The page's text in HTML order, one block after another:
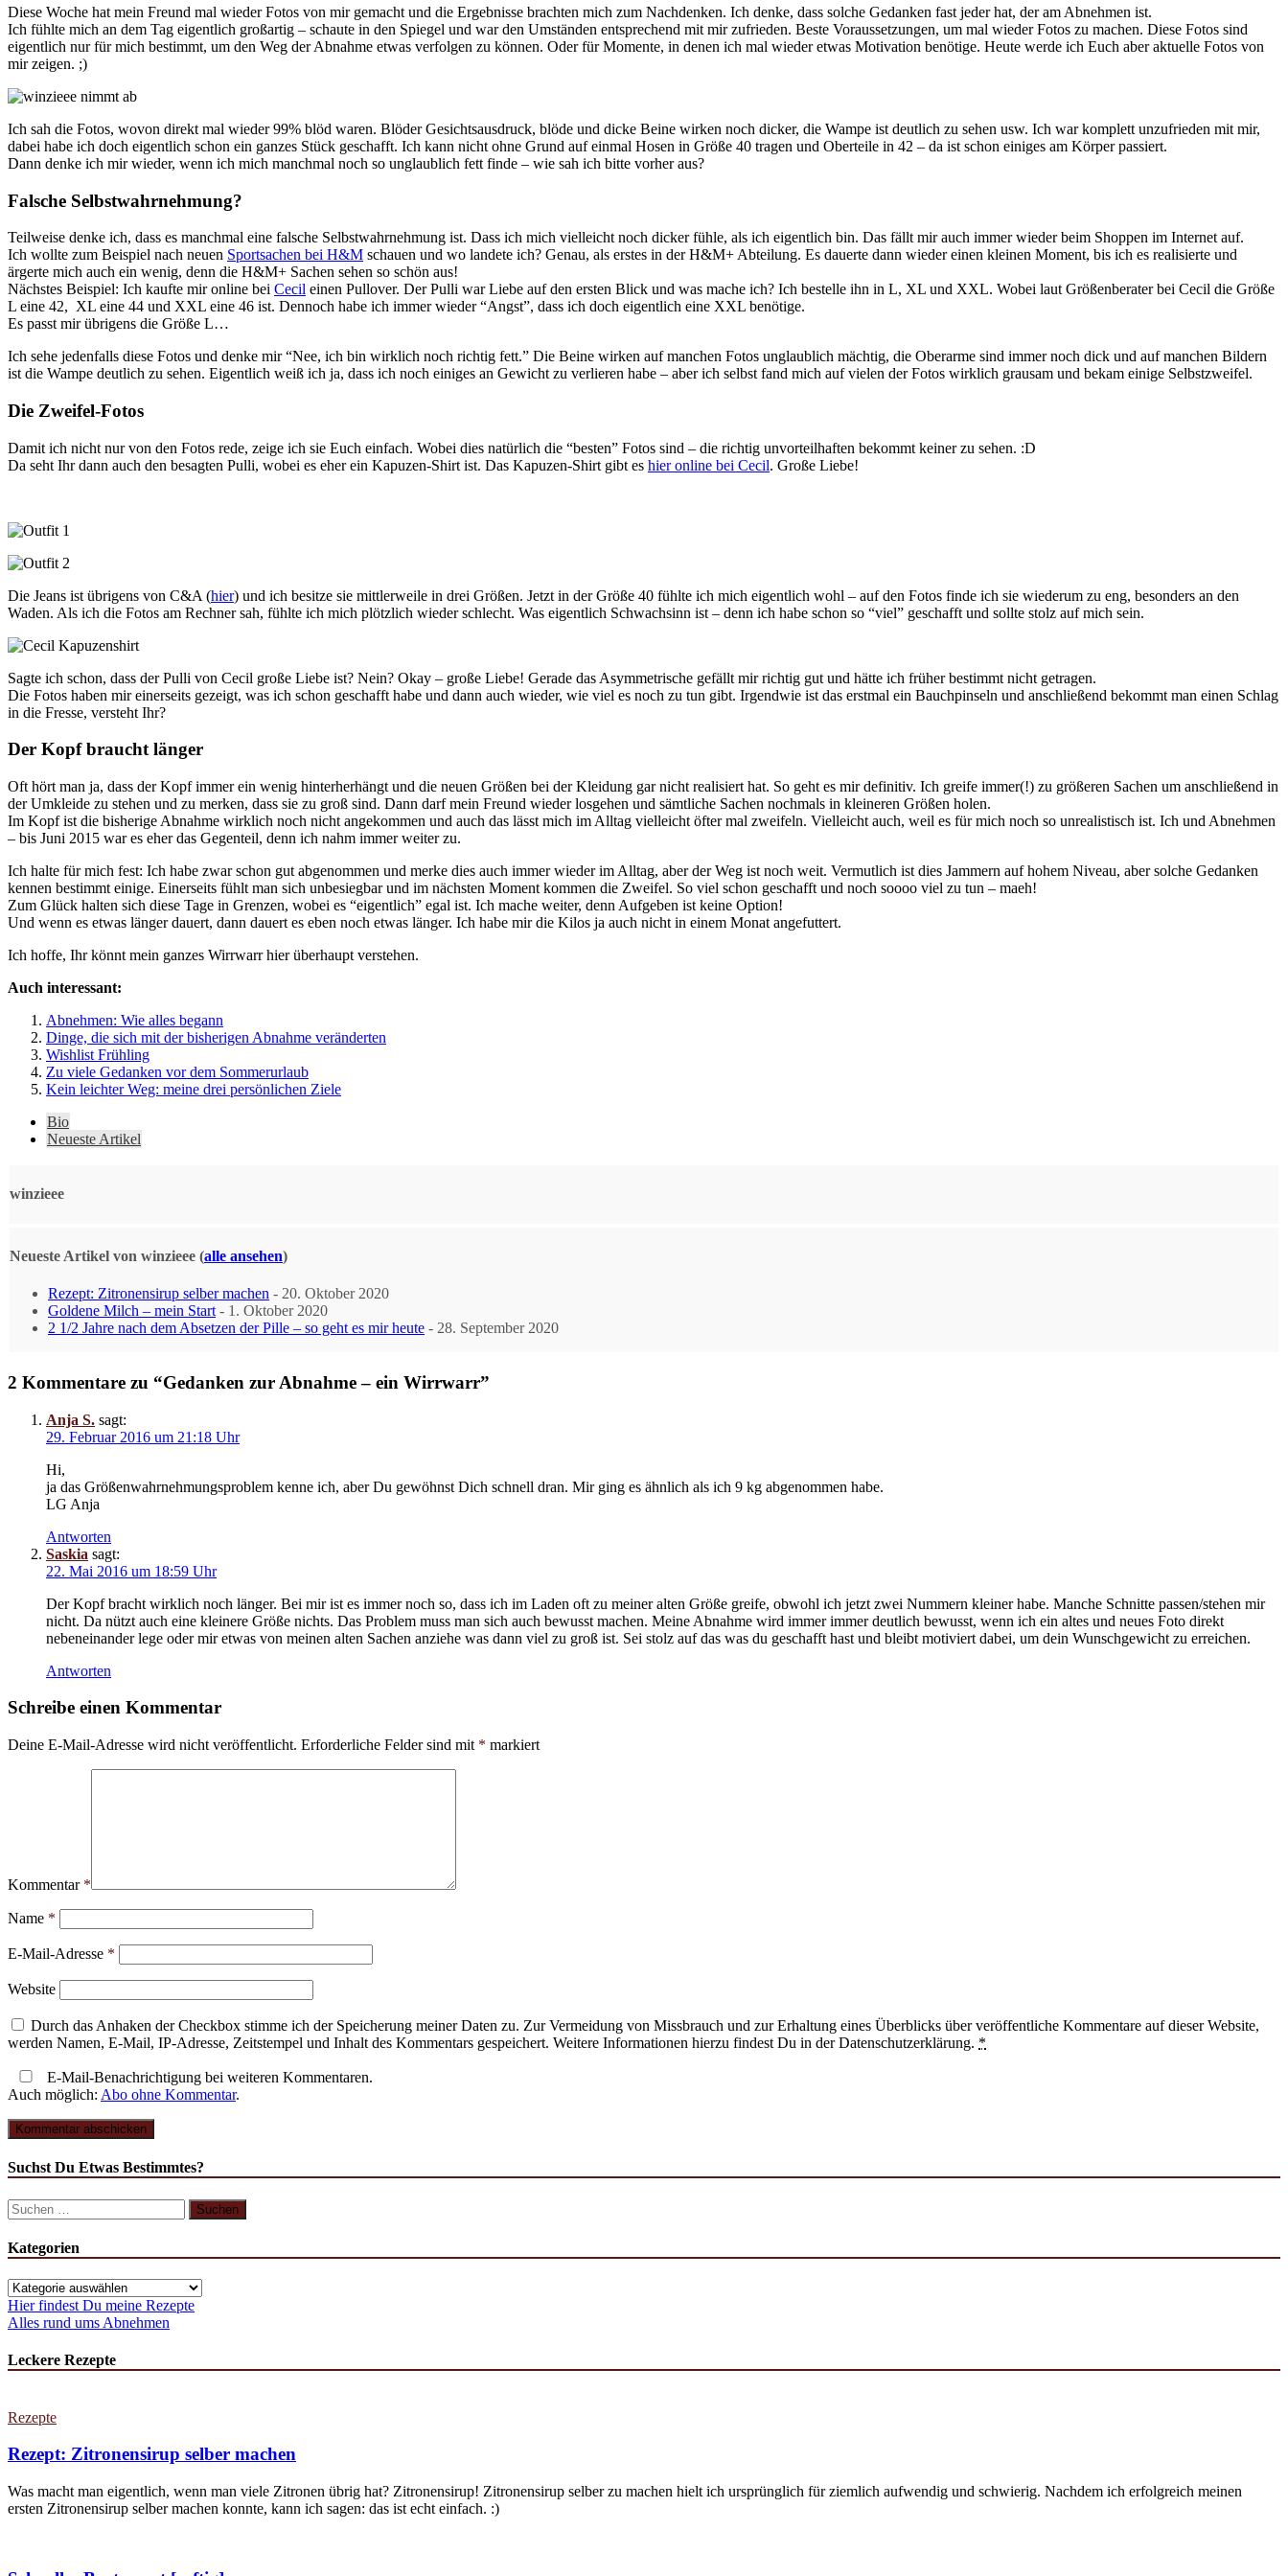
Diese Woche hat mein Freund mal wieder Fotos von mir gemacht und die Ergebnisse brachten mich zum Nachdenken. Ich denke, dass solche Gedanken fast jeder hat, der am Abnehmen ist.
Ich fühlte mich an dem Tag eigentlich großartig – schaute in den Spiegel und war den Umständen entsprechend mit mir zufrieden. Beste Voraussetzungen, um mal wieder Fotos zu machen. Diese Fotos sind
eigentlich nur für mich bestimmt, um den Weg der Abnahme etwas verfolgen zu können. Oder für Momente, in denen ich mal wieder etwas Motivation benötige. Heute werde ich Euch aber aktuelle Fotos von
mir zeigen. ;)
Ich sah die Fotos, wovon direkt mal wieder 99% blöd waren. Blöder Gesichtsausdruck, blöde und dicke Beine wirken noch dicker, die Wampe ist deutlich zu sehen usw. Ich war komplett unzufrieden mit mir,
dabei habe ich doch eigentlich schon ein ganzes Stück geschafft. Ich kann nicht ohne Grund auf einmal Hosen in Größe 40 tragen und Oberteile in 42 – da ist schon einiges am Körper passiert.
Dann denke ich mir wieder, wenn ich mich manchmal noch so unglaublich fett finde – wie sah ich bitte vorher aus?
Falsche Selbstwahrnehmung?
Teilweise denke ich, dass es manchmal eine falsche Selbstwahrnehmung ist. Dass ich mich vielleicht noch dicker fühle, als ich eigentlich bin. Das fällt mir auch immer wieder beim Shoppen im Internet auf.
Ich wollte zum Beispiel nach neuen Sportsachen bei H&M schauen und wo landete ich? Genau, als erstes in der H&M+ Abteilung. Es dauerte dann wieder einen kleinen Moment, bis ich es realisierte und
ärgerte mich auch ein wenig, denn die H&M+ Sachen sehen so schön aus!
Nächstes Beispiel: Ich kaufte mir online bei Cecil einen Pullover. Der Pulli war Liebe auf den ersten Blick und was mache ich? Ich bestelle ihn in L, XL und XXL. Wobei laut Größenberater bei Cecil die Größe
L eine 42, XL eine 44 und XXL eine 46 ist. Dennoch habe ich immer wieder “Angst”, dass ich doch eigentlich eine XXL benötige.
Es passt mir übrigens die Größe L…
Ich sehe jedenfalls diese Fotos und denke mir “Nee, ich bin wirklich noch richtig fett.” Die Beine wirken auf manchen Fotos unglaublich mächtig, die Oberarme sind immer noch dick und auf manchen Bildern
ist die Wampe deutlich zu sehen. Eigentlich weiß ich ja, dass ich noch einiges an Gewicht zu verlieren habe – aber ich selbst fand mich auf vielen der Fotos wirklich grausam und bekam einige Selbstzweifel.
Die Zweifel-Fotos
Damit ich nicht nur von den Fotos rede, zeige ich sie Euch einfach. Wobei dies natürlich die “besten” Fotos sind – die richtig unvorteilhaften bekommt keiner zu sehen. :D
Da seht Ihr dann auch den besagten Pulli, wobei es eher ein Kapuzen-Shirt ist. Das Kapuzen-Shirt gibt es hier online bei Cecil. Große Liebe!
Die Jeans ist übrigens von C&A (hier) und ich besitze sie mittlerweile in drei Größen. Jetzt in der Größe 40 fühlte ich mich eigentlich wohl – auf den Fotos finde ich sie wiederum zu eng, besonders an den
Waden. Als ich die Fotos am Rechner sah, fühlte ich mich plötzlich wieder schlecht. Was eigentlich Schwachsinn ist – denn ich habe schon so “viel” geschafft und sollte stolz auf mich sein.
Sagte ich schon, dass der Pulli von Cecil große Liebe ist? Nein? Okay – große Liebe! Gerade das Asymmetrische gefällt mir richtig gut und hätte ich früher bestimmt nicht getragen.
Die Fotos haben mir einerseits gezeigt, was ich schon geschafft habe und dann auch wieder, wie viel es noch zu tun gibt. Irgendwie ist das erstmal ein Bauchpinseln und anschließend bekommt man einen Schlag
in die Fresse, versteht Ihr?
Der Kopf braucht länger
Oft hört man ja, dass der Kopf immer ein wenig hinterherhängt und die neuen Größen bei der Kleidung gar nicht realisiert hat. So geht es mir definitiv. Ich greife immer(!) zu größeren Sachen um anschließend in
der Umkleide zu stehen und zu merken, dass sie zu groß sind. Dann darf mein Freund wieder losgehen und sämtliche Sachen nochmals in kleineren Größen holen.
Im Kopf ist die bisherige Abnahme wirklich noch nicht angekommen und auch das lässt mich im Alltag vielleicht öfter mal zweifeln. Vielleicht auch, weil es für mich noch so unrealistisch ist. Ich und Abnehmen
– bis Juni 2015 war es eher das Gegenteil, denn ich nahm immer weiter zu.
Ich halte für mich fest: Ich habe zwar schon gut abgenommen und merke dies auch immer wieder im Alltag, aber der Weg ist noch weit. Vermutlich ist dies Jammern auf hohem Niveau, aber solche Gedanken
kennen bestimmt einige. Einerseits fühlt man sich unbesiegbar und im nächsten Moment kommen die Zweifel. So viel schon geschafft und noch soooo viel zu tun – maeh!
Zum Glück halten sich diese Tage in Grenzen, wobei es “eigentlich” egal ist. Ich mache weiter, denn Aufgeben ist keine Option!
Und wenn es etwas länger dauert, dann dauert es eben noch etwas länger. Ich habe mir die Kilos ja auch nicht in einem Monat angefuttert.
Ich hoffe, Ihr könnt mein ganzes Wirrwarr hier überhaupt verstehen.
Auch interessant:
Abnehmen: Wie alles begann
Dinge, die sich mit der bisherigen Abnahme veränderten
Wishlist Frühling
Zu viele Gedanken vor dem Sommerurlaub
Kein leichter Weg: meine drei persönlichen Ziele
following
change
Bio
Neueste Artikel
winzieee
Neueste Artikel von winzieee (alle ansehen)
Rezept: Zitronensirup selber machen - 20. Oktober 2020
Goldene Milch – mein Start - 1. Oktober 2020
2 1/2 Jahre nach dem Absetzen der Pille – so geht es mir heute - 28. September 2020
2 Kommentare zu “Gedanken zur Abnahme – ein Wirrwarr”
Anja S. sagt:
29. Februar 2016 um 21:18 Uhr
Hi,
ja das Größenwahrnehmungsproblem kenne ich, aber Du gewöhnst Dich schnell dran. Mir ging es ähnlich als ich 9 kg abgenommen habe.
LG Anja
Antworten
Saskia sagt:
22. Mai 2016 um 18:59 Uhr
Der Kopf bracht wirklich noch länger. Bei mir ist es immer noch so, dass ich im Laden oft zu meiner alten Größe greife, obwohl ich jetzt zwei Nummern kleiner habe. Manche Schnitte passen/stehen mir
nicht. Da nützt auch eine kleinere Größe nichts. Das Problem muss man sich auch bewusst machen. Meine Abnahme wird immer immer deutlich bewusst, wenn ich ein altes und neues Foto direkt
nebeneinander lege oder mir etwas von meinen alten Sachen anziehe was dann viel zu groß ist. Sei stolz auf das was du geschafft hast und bleibt motiviert dabei, um dein Wunschgewicht zu erreichen.
Antworten
Schreibe einen Kommentar
Deine E-Mail-Adresse wird nicht veröffentlicht. Erforderliche Felder sind mit * markiert
Kommentar *
Name *
E-Mail-Adresse *
Website
Durch das Anhaken der Checkbox stimme ich der Speicherung meiner Daten zu. Zur Vermeidung von Missbrauch und zur Erhaltung eines Überblicks über veröffentliche Kommentare auf dieser Website,
werden Namen, E-Mail, IP-Adresse, Zeitstempel und Inhalt des Kommentars gespeichert. Weitere Informationen hierzu findest Du in der Datenschutzerklärung. *
E-Mail-Benachrichtigung bei weiteren Kommentaren.
Auch möglich: Abo ohne Kommentar.
Suchst Du Etwas Bestimmtes?
Suchen
nach:
Kategorien
Kategorien
Hier findest Du meine Rezepte
Alles rund ums Abnehmen
Leckere Rezepte
Rezepte
Rezept: Zitronensirup selber machen
Was macht man eigentlich, wenn man viele Zitronen übrig hat? Zitronensirup! Zitronensirup selber zu machen hielt ich ursprünglich für ziemlich aufwendig und schwierig. Nachdem ich erfolgreich meinen
ersten Zitronensirup selber machen konnte, kann ich sagen: das ist echt einfach. :)